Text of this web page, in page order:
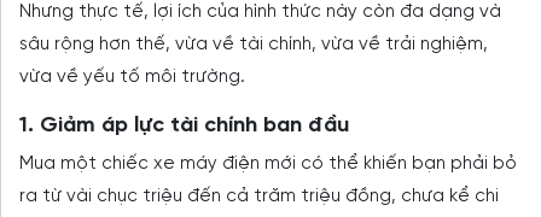
Nhưng thực tế, lợi ích của hình thức này còn đa dạng và
sâu rộng hơn thế, vừa về tài chính, vừa về trải nghiệm,
vừa về yếu tố môi trường.
1. Giảm áp lực tài chính ban đầu
Mua một chiếc xe máy điện mới có thể khiến bạn phải bỏ
ra từ vài chục triệu đến cả trăm triệu đồng, chưa kể chi